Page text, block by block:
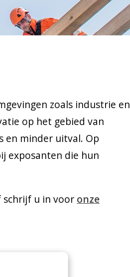
zoals industrie en
op het gebied van
en minder uitval. Op
exposanten die hun
schrijf u in voor onze